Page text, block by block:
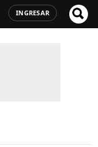
INGRESAR